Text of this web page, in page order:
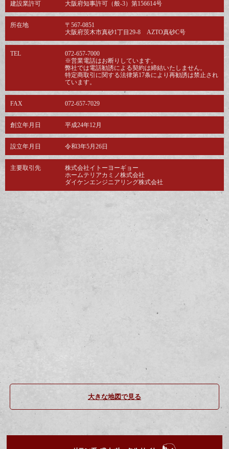
建設業許可 大阪府知事許可（般-3）第156614号
所在地
〒567-0851
大阪府茨木市真砂1丁目29-8 AZTO真砂C号
TEL
072-657-7000
※営業電話はお断りしています。
弊社では電話勧誘による契約は締結いたしません。
特定商取引に関する法律第17条により再勧誘は禁止され
ています。
FAX 072-657-7029
創立年月日 平成24年12月
設立年月日 令和3年5月26日
主要取引先
株式会社イトーヨーギョー
ホームテリアカミノ株式会社
ダイケンエンジニアリング株式会社
大きな地図で見る